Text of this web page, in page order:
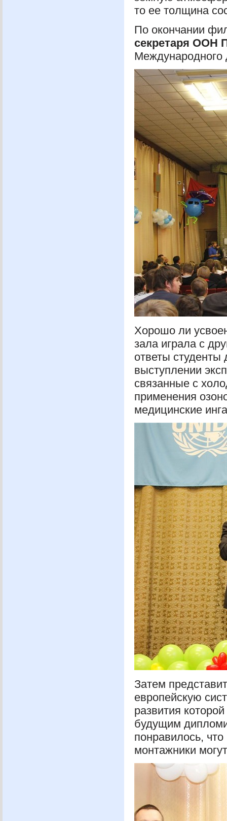
то ее толщина
По окончании
секретаря ООН
Международного
Хорошо ли
зала играла с
ответы
выступлении
связанные с
применения
медицинские
Затем
европейскую
развития
будущим
понравилось,
монтажники